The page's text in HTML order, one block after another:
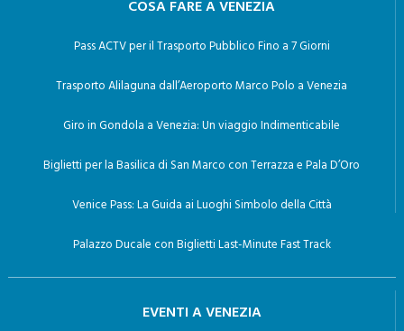
COSA FARE A VENEZIA
Pass ACTV per il Trasporto Pubblico Fino a 7 Giorni
Trasporto Alilaguna dall’Aeroporto Marco Polo a Venezia
Giro in Gondola a Venezia: Un viaggio Indimenticabile
Biglietti per la Basilica di San Marco con Terrazza e Pala D’Oro
Venice Pass: La Guida ai Luoghi Simbolo della Città
Palazzo Ducale con Biglietti Last-Minute Fast Track
EVENTI A VENEZIA